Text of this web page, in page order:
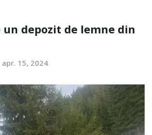
un depozit de lemne din
apr. 15, 2024